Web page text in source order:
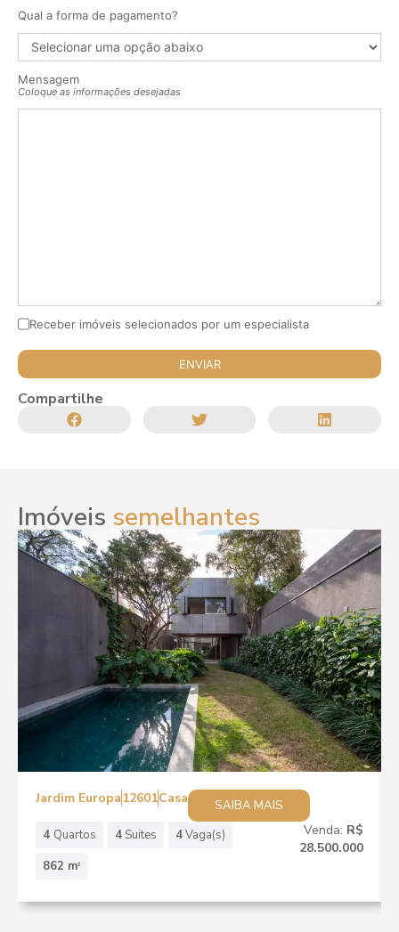
Qual a forma de pagamento?
Mensagem
Coloque as informações desejadas
Receber imóveis selecionados por um especialista
Compartilhe
Imóveis semelhantes
Jardim Europa 12601Casa
SAIBA MAIS
4 Quartos 4 Suites 4Vaga(s)
862 m2
Venda: R$
28.500.000